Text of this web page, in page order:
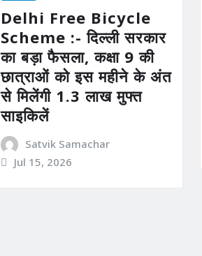
Delhi Free Bicycle
Scheme :- दिल्ली सरकार
का बड़ा फैसला, कक्षा 9 की
छात्राओं को इस महीने के अंत
से मिलेंगी 1.3 लाख मुफ्त
साइकिलें
Satvik Samachar
Jul 15, 2026